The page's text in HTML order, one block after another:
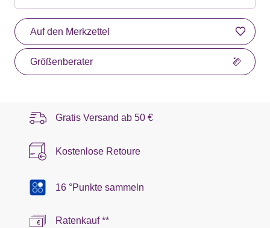
Auf den Merkzettel
Größenberater
Gratis Versand ab 50 €
Kostenlose Retoure
16 °Punkte sammeln
Ratenkauf **